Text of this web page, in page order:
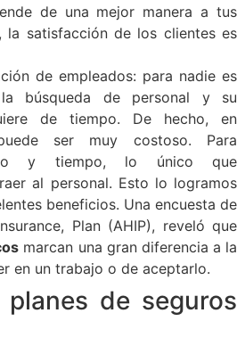
de una mejor manera a tus
la satisfacción de los clientes es
de empleados: para nadie es
búsqueda de personal y su
de tiempo. De hecho, en
ser muy costoso. Para
y tiempo, lo único que
al personal. Esto lo logramos
beneficios. Una encuesta de
Plan (AHIP), reveló que
marcan una gran diferencia a la
en un trabajo o de aceptarlo.
planes de seguros